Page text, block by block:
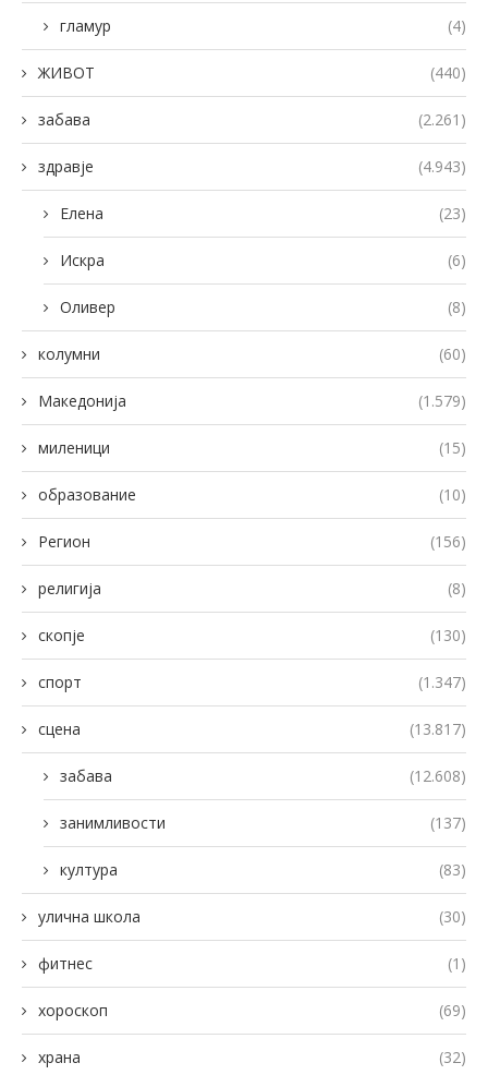
гламур (4)
ЖИВОТ (440)
забава (2.261)
здравје (4.943)
Елена (23)
Искра (6)
Оливер (8)
колумни (60)
Македонија (1.579)
миленици (15)
образование (10)
Регион (156)
религија (8)
скопје (130)
спорт (1.347)
сцена (13.817)
забава (12.608)
занимливости (137)
култура (83)
улична школа (30)
фитнес (1)
хороскоп (69)
храна (32)